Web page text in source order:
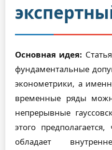
Основная идея:
фундаментальные
эконометрики, а
временные ряды
непрерывные
этого
обладает